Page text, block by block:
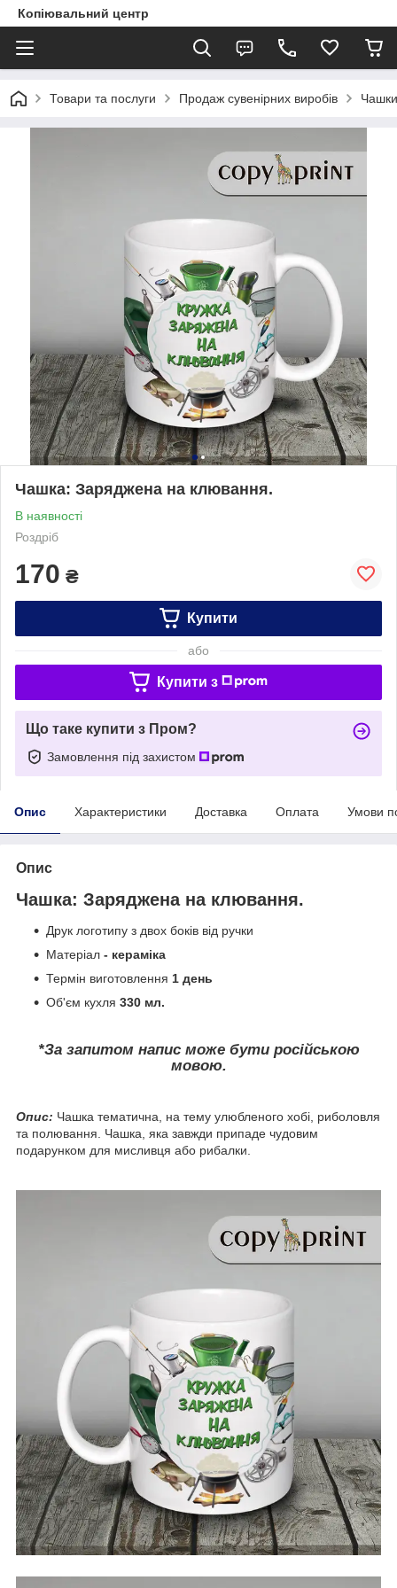
Копіювальний центр
Товари та послуги Продаж сувенірних виробів
Чашка: Заряджена на клювання.
В наявності
Роздріб
170 ₴
Купити
або
Купити з
Що таке купити з Пром?
Замовлення під захистом
Опис Характеристики Доставка Оплата Умови
Опис
Чашка: Заряджена на клювання.
Друк логотипу з двох боків від ручки
Матеріал - кераміка
Термін виготовлення 1 день
Об'єм кухля 330 мл.
*За запитом напис може бути російською
мовою.
Опис: Чашка тематична, на тему улюбленого хобі, риболовля
та полювання. Чашка, яка завжди припаде чудовим
подарунком для мисливця або рибалки.